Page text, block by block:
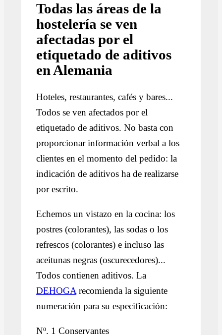
Todas las áreas de la
hostelería se ven
afectadas por el
etiquetado de aditivos
en Alemania
Hoteles, restaurantes, cafés y bares...
Todos se ven afectados por el
etiquetado de aditivos. No basta con
proporcionar información verbal a los
clientes en el momento del pedido: la
indicación de aditivos ha de realizarse
por escrito.
Echemos un vistazo en la cocina: los
postres (colorantes), las sodas o los
refrescos (colorantes) e incluso las
aceitunas negras (oscurecedores)...
Todos contienen aditivos. La
DEHOGArecomienda la siguiente
numeración para su especificación:
Nº. 1 Conservantes